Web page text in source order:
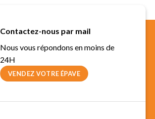
Contactez-nous par mail
Nous vous répondons en moins de
24H
VENDEZ VOTRE ÉPAVE